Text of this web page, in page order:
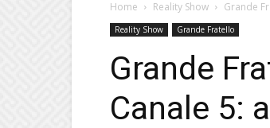
Home Reality Show Grande
Reality Show Grande Fratello
Grande
Canale 5: